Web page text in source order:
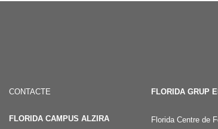
CONTACTE
FLORIDA CAMPUS ALZIRA
FLORIDA GRUP
Florida Centre de